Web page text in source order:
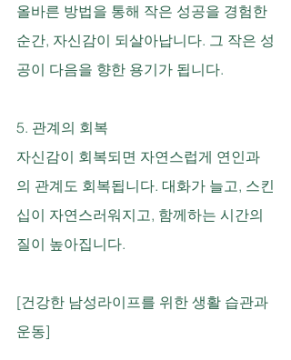
올바른 방법을 통해 작은 성공을 경험한
순간, 자신감이 되살아납니다. 그 작은 성
공이 다음을 향한 용기가 됩니다.
5. 관계의 회복
자신감이 회복되면 자연스럽게 연인과
의 관계도 회복됩니다. 대화가 늘고, 스킨
십이 자연스러워지고, 함께하는 시간의
질이 높아집니다.
[건강한 남성라이프를 위한 생활 습관과
운동]